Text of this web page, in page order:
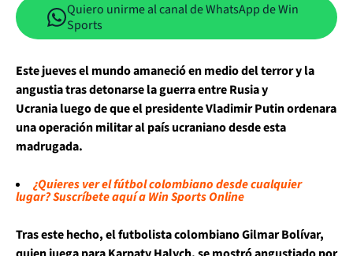
Quiero unirme al canal de WhatsApp de Win
Sports
Este jueves el mundo amaneció en medio del terror y la
angustia tras detonarse la guerra entre Rusia y
Ucranialuego de que el presidenteVladimir Putinordenara
unaoperación militaral país ucraniano desde esta
madrugada.
¿Quieres ver el fútbol colombiano desde cualquier
lugar? Suscríbete aquí a Win Sports Online
Tras este hecho,el futbolista colombiano Gilmar Bolívar,